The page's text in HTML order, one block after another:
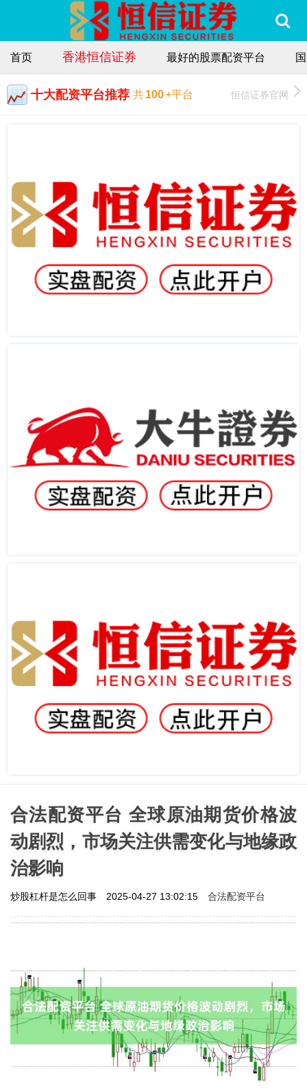
首页 香港恒信证券 最好的股票配资平台
十大配资平台推荐 共100+平台 恒信证券官网
合法配资平台 全球原油期货价格波
动剧烈，市场关注供需变化与地缘政
治影响
炒股杠杆是怎么回事 2025-04-27 13:02:15 合法配资平台